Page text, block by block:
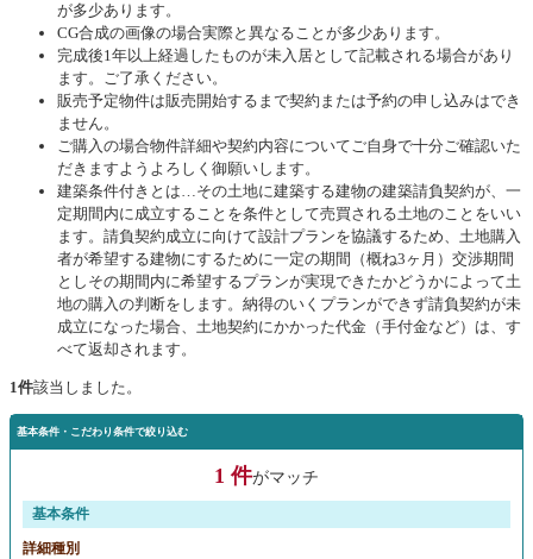
が多少あります。
CG合成の画像の場合実際と異なることが多少あります。
完成後1年以上経過したものが未入居として記載される場合があり
ます。ご了承ください。
販売予定物件は販売開始するまで契約または予約の申し込みはでき
ません。
ご購入の場合物件詳細や契約内容についてご自身で十分ご確認いた
だきますようよろしく御願いします。
建築条件付きとは…その土地に建築する建物の建築請負契約が、一
定期間内に成立することを条件として売買される土地のことをいい
ます。請負契約成立に向けて設計プランを協議するため、土地購入
者が希望する建物にするために一定の期間（概ね3ヶ月）交渉期間
としその期間内に希望するプランが実現できたかどうかによって土
地の購入の判断をします。納得のいくプランができず請負契約が未
成立になった場合、土地契約にかかった代金（手付金など）は、す
べて返却されます。
1件該当しました。
基本条件・こだわり条件で絞り込む
1 件がマッチ
基本条件
詳細種別